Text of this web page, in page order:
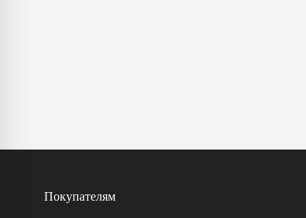
Покупателям